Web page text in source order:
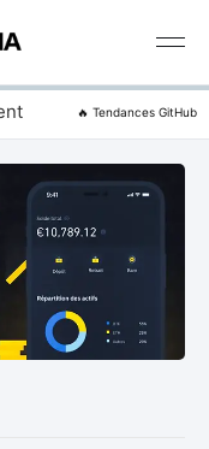
vitali87 /
🔥 Tendances GitHub